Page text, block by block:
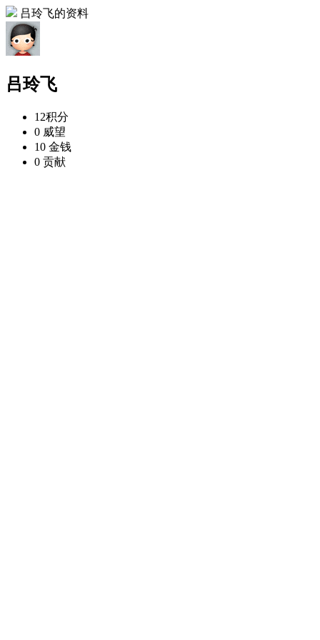
吕玲飞的资料
吕玲飞
12积分
0 威望
10 金钱
0 贡献